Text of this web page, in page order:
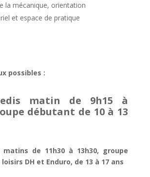
la mécanique, orientation
et espace de pratique
possibles :
matin de 9h15 à
débutant de 10 à 13
matins de 11h30 à 13h30, groupe
DH et Enduro, de 13 à 17 ans